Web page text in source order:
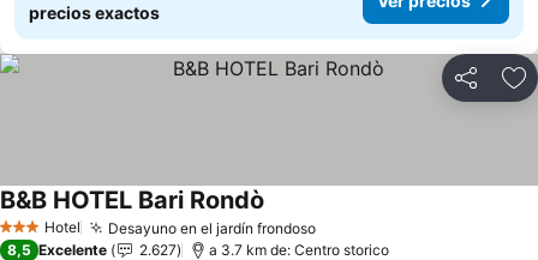
precios exactos
Compartir
3 Estrellas
Hotel Desayuno en el jardín frondoso
B&B HOTEL Bari Rondò
8,5 Excelente 2.627 a 3.7 km de: Centro storico